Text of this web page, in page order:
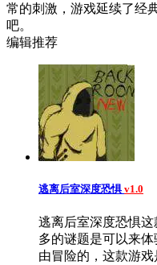
常的刺激，游戏延续了经
吧。
编辑推荐
逃离后室深度恐惧 v1.0
逃离后室深度恐惧
多的谜题是可以来
由冒险的，这款游